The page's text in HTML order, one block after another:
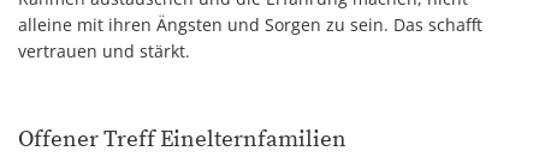
alleine mit ihren Ängsten und Sorgen zu sein. Das schafft
vertrauen und stärkt.
Offener Treff Einelternfamilien